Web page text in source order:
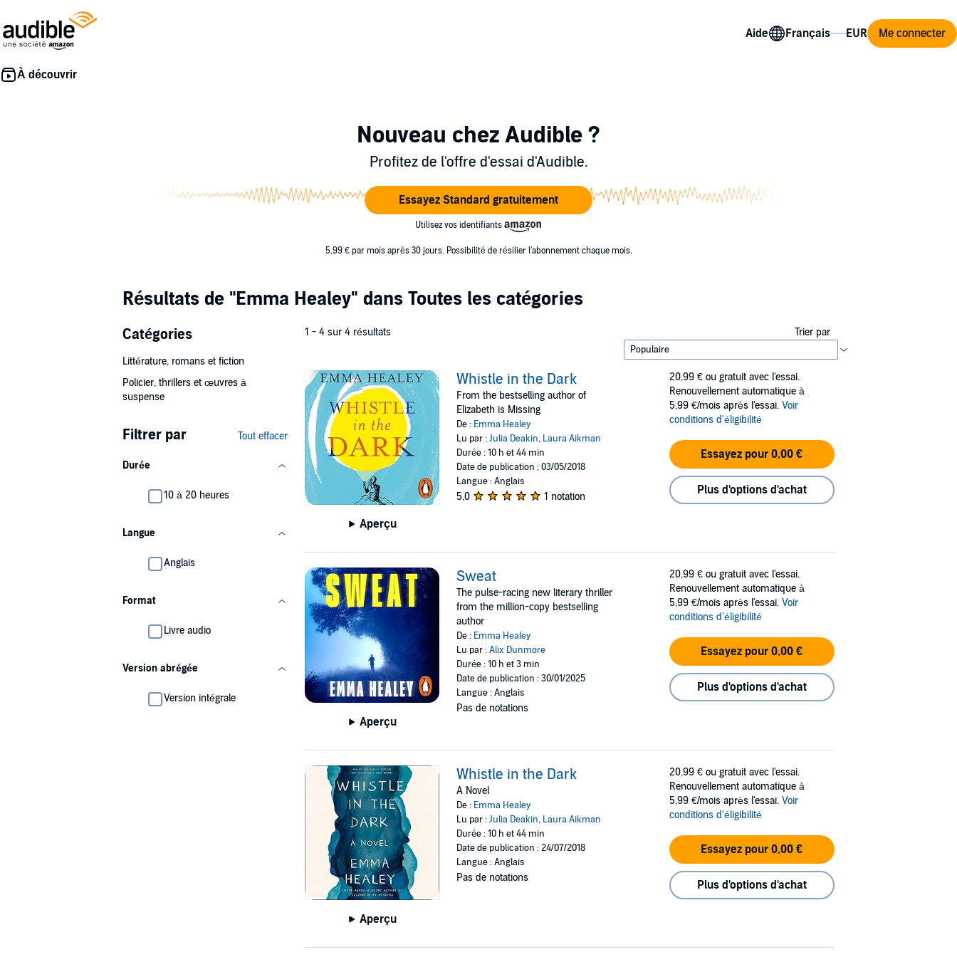
Aide Me connecter
Nouveau chez Audible ?
Profitez de l'offre d'essai d'Audible.
Essayez Standard gratuitement
Utilisez vos identifiants
5,99 € par mois après 30 jours. Possibilité de résilier l'abonnement chaque mois.
Résultats de "Emma Healey" dans Toutes les catégories
Catégories
Littérature, romans et fiction
Policier, thrillers et œuvres à
suspense
Filtrer par Tout effacer
Durée
10 à 20 heures
Langue
Anglais
Format
Livre audio
Version abrégée
Version intégrale
1 - 4 sur 4 résultats Trier par
Aperçu
Whistle in the Dark
From the bestselling author of
Elizabeth is Missing
De : Emma Healey
Lu par :Julia Deakin, Laura Aikman
Durée : 10 h et 44 min
Date de publication : 03/05/2018
Langue : Anglais
5,0 1 notation
20,99 € ou gratuit avec l'essai.
Renouvellement automatique à
5,99 €/mois après l'essai. Voir
conditions d'éligibilité
Essayez pour 0,00 €
Plus d'options d'achat
Aperçu
Sweat
The pulse-racing new literary thriller
from the million-copy bestselling
author
De : Emma Healey
Lu par :Alix Dunmore
Durée : 10 h et 3 min
Date de publication : 30/01/2025
Langue : Anglais
Pas de notations
20,99 € ou gratuit avec l'essai.
Renouvellement automatique à
5,99 €/mois après l'essai. Voir
conditions d'éligibilité
Essayez pour 0,00 €
Plus d'options d'achat
Aperçu
Whistle in the Dark
A Novel
De : Emma Healey
Lu par :Julia Deakin, Laura Aikman
Durée : 10 h et 44 min
Date de publication : 24/07/2018
Langue : Anglais
Pas de notations
20,99 € ou gratuit avec l'essai.
Renouvellement automatique à
5,99 €/mois après l'essai. Voir
conditions d'éligibilité
Essayez pour 0,00 €
Plus d'options d'achat